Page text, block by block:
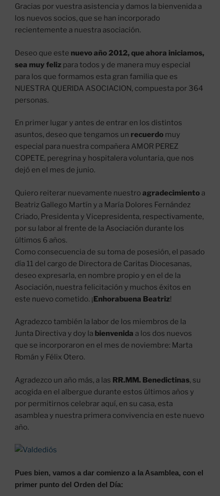
Gracias por vuestra asistencia y damos la bienvenida a
los nuevos socios, que se han incorporado
recientemente a nuestra asociación.
Deseo que este nuevo año 2012, que ahora iniciamos,
sea muy feliz para todos y de manera muy especial
para los que formamos esta gran familia que es
NUESTRA QUERIDA ASOCIACION, compuesta por 364
personas.
En primer lugar y antes de entrar en los distintos
asuntos, deseo que tengamos un recuerdo muy
especial para nuestra compañera AMOR PEREZ
COPETE, peregrina y hospitalera voluntaria, que nos
dejó en el mes de junio.
Quiero reiterar nuevamente nuestro agradecimiento a
Beatriz Gallego Martín y a María Dolores Fernández
Criado, Presidenta y Vicepresidenta, respectivamente,
por su labor al frente de la Asociación durante los
últimos 6 años.
Como consecuencia de su toma de posesión, el pasado
día 11 del cargo de Directora de Caritas Diocesanas,
deseo expresarla, en nombre propio y en el de la
Asociación, nuestra felicitación y muchos éxitos en
este nuevo cometido. ¡Enhorabuena Beatriz!
Agradezco también la labor de los miembros de la
Junta Directiva y doy la bienvenida a los dos nuevos
que se incorporaron en el mes de noviembre: Marta
Román y Félix Otero.
Agradezco un año más, a las RR.MM. Benedictinas, su
acogida en el albergue durante estos últimos años y
por permitirnos celebrar aquí, en su casa, esta
asamblea y nuestra primera convivencia en este nuevo
año.
Pues bien, vamos a dar comienzo a la Asamblea, con el
primer punto del Orden del Día: